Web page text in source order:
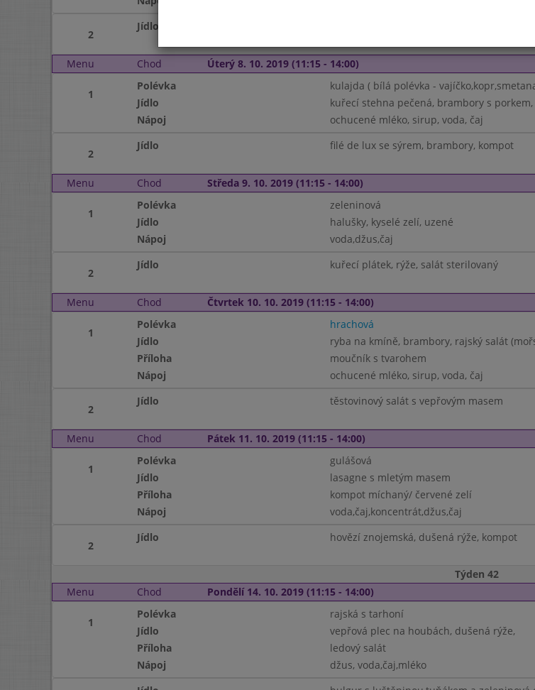
2
Jídlo
Menu Chod Úterý 8. 10. 2019 (11:15 - 14:00)
1
Polévka kulajda ( bílá polévka -
Jídlo
kuřecí stehna pečená, brambory s
Nápoj
ochucené mléko, sirup, voda, čaj
2
Jídlo filé de lux se sýrem, brambory, kompot
Menu Chod Středa 9. 10. 2019 (11:15 - 14:00)
1
Polévka zeleninová
Jídlo
halušky, kyselé zelí, uzené
Nápoj
voda,džus,čaj
2
Jídlo kuřecí plátek, rýže, salát sterilovaný
Menu Chod Čtvrtek 10. 10. 2019 (11:15 - 14:00)
1
Polévka hrachová
Jídlo
ryba na kmíně, brambory, rajský salát
Příloha
moučník s tvarohem
Nápoj
ochucené mléko, sirup, voda, čaj
2
Jídlo těstovinový salát s vepřovým masem
Menu Chod Pátek 11. 10. 2019 (11:15 - 14:00)
1
Polévka gulášová
Jídlo
lasagne s mletým masem
Příloha
kompot míchaný/ červené zelí
Nápoj
voda,čaj,koncentrát,džus,čaj
2
Jídlo hovězí znojemská, dušená rýže, kompot
Týden 42
Menu
Chod Pondělí 14. 10. 2019 (11:15 - 14:00)
1
Polévka rajská s tarhoní
Jídlo
vepřová plec na houbách, dušená rýže,
Příloha
ledový salát
Nápoj
džus, voda,čaj,mléko